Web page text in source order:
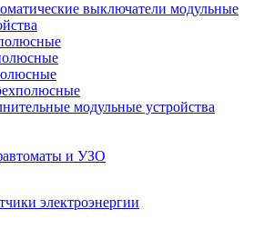
выключатели модульные
модульные устройства
и УЗО
электроэнергии